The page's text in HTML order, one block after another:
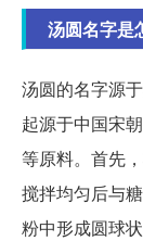
汤圆名字是
汤圆的名字源
起源于中国宋
等原料。首先
搅拌均匀后与
粉中形成圆球